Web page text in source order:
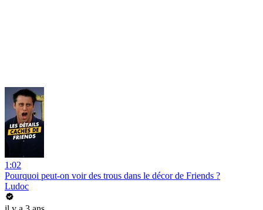
1:02
Pourquoi peut-on voir des trous dans le décor de Friends ?
Ludoc